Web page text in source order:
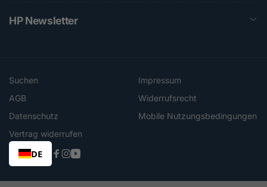
HP Newsletter
Suchen
Impressum
AGB
Widerrufsrecht
Datenschutz
Mobile Nutzungsbedingungen
Vertrag widerrufen
DE
Facebook
Instagram
YouTube